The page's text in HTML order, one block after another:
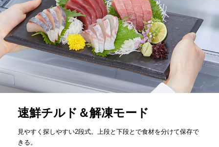
速鮮チルド＆解凍モード
見やすく探しやすい2段式。上段と下段とで食材を分けて保存で
きる。